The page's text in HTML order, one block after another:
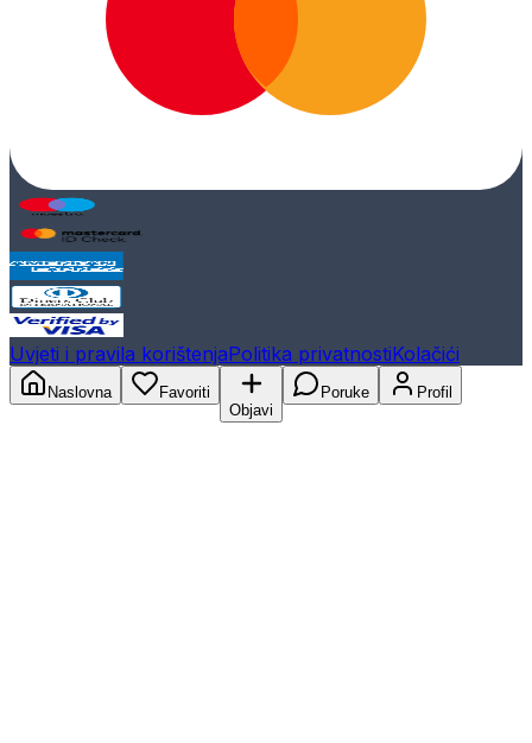
Uvjeti i pravila korištenjaPolitika privatnostiKolačići
Naslovna
Favoriti
Objavi
Poruke Profil